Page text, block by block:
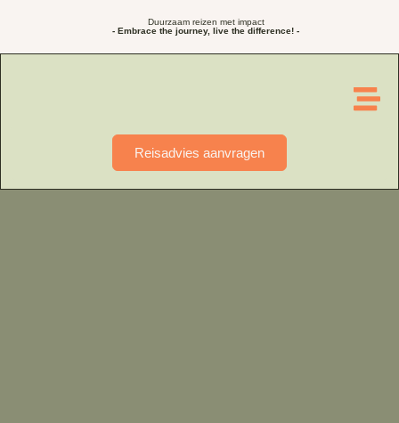
Duurzaam reizen met impact
- Embrace the journey, live the difference! -
Reisadvies aanvragen